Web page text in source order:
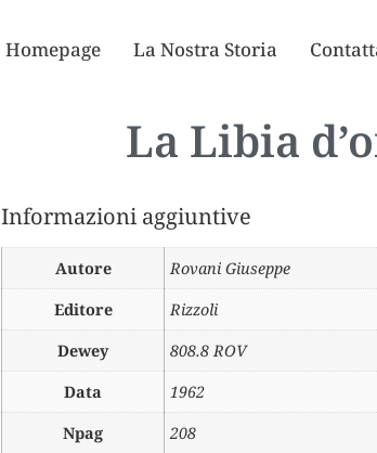
Homepage La Nostra Storia
La Libia
Informazioni aggiuntive
Autore
Rovani Giuseppe
Editore
Rizzoli
Dewey
808.8 ROV
Data
1962
Npag
208